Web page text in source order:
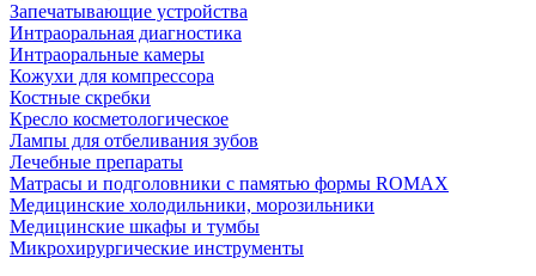
Запечатывающие устройства
Интраоральная диагностика
Интраоральные камеры
Кожухи для компрессора
Костные скребки
Кресло косметологическое
Лампы для отбеливания зубов
Лечебные препараты
Матрасы и подголовники с памятью формы ROMAX
Медицинские холодильники, морозильники
Медицинские шкафы и тумбы
Микрохирургические инструменты